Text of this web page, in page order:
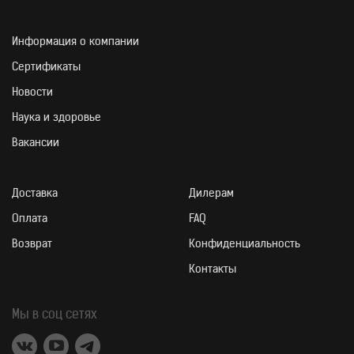
ИНГРЕДИЕНТНЫЙ
Информация о компании
Сертификаты
Новости
Наука и здоровье
Вакансии
Доставка
Оплата
Возврат
Дилерам
FAQ
Конфиденциальность
Контакты
Мы в соц сетях